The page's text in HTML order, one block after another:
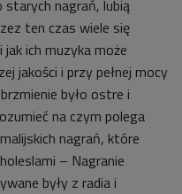
nagrań, lubią
ten czas wiele się
jak ich muzyka może
jakości i przy pełnej mocy
było ostre i
na czym polega
nagrań, które
– Nagranie
były z radia i